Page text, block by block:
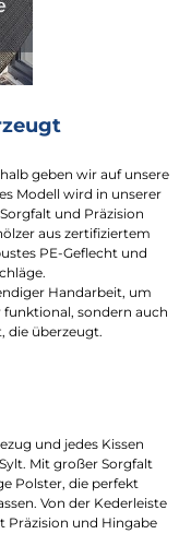
geben wir auf unsere
Modell wird in unserer
und Präzision
aus zertifiziertem
PE-Geflecht und
Handarbeit, um
sondern auch
die überzeugt.
und jedes Kissen
Mit großer Sorgfalt
Polster, die perfekt
Von der Kederleiste
Präzision und Hingabe